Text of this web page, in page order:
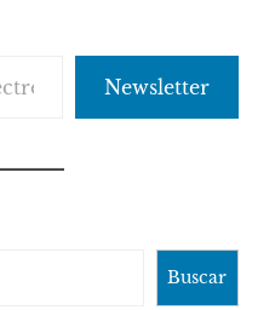
Newsletter
Buscar